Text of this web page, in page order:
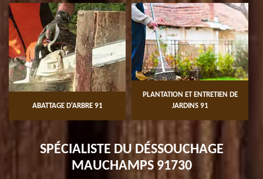
D'ARBRE 91
PLANTATION ET ENTRETIEN DE
SPÉCIALISTE DU DÉSSOUCHAGE
MAUCHAMPS 91730